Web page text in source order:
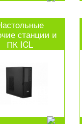
станции и
ПК ICL